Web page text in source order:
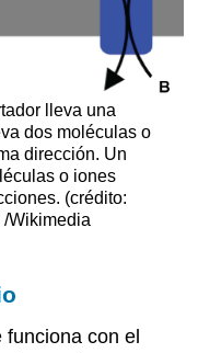
lleva una
dos moléculas o
dirección. Un
o iones
(crédito:
/Wikimedia
funciona con el